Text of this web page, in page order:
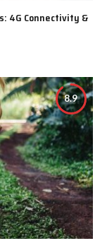
4G Connectivity &
8.9